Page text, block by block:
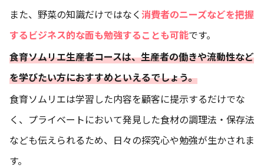
また、野菜の知識だけではなく消費者のニーズなどを把握
するビジネス的な面も勉強することも可能です。
食育ソムリエ生産者コースは、生産者の働きや流動性など
を学びたい方におすすめといえるでしょう。
食育ソムリエは学習した内容を顧客に提示するだけでな
く、プライベートにおいて発見した食材の調理法・保存法
なども伝えられるため、日々の探究心や勉強が生かされま
す。